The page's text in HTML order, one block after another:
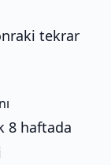
tekrar
8 haftada